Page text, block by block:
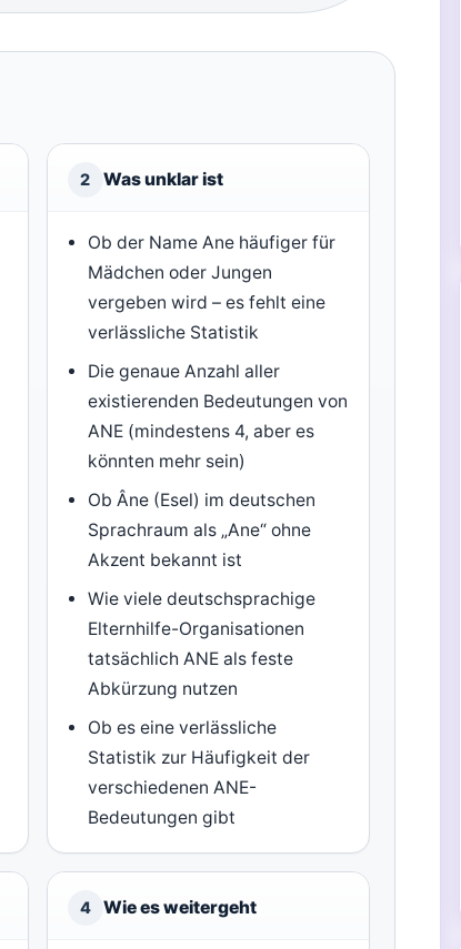
2 Was unklar ist
Ob der Name Ane häufiger für
Mädchen oder Jungen
vergeben wird – es fehlt eine
verlässliche Statistik
Die genaue Anzahl aller
existierenden Bedeutungen von
ANE (mindestens 4, aber es
könnten mehr sein)
Ob Âne (Esel) im deutschen
Sprachraum als „Ane“ ohne
Akzent bekannt ist
Wie viele deutschsprachige
Elternhilfe-Organisationen
tatsächlich ANE als feste
Abkürzung nutzen
Ob es eine verlässliche
Statistik zur Häufigkeit der
verschiedenen ANE-
Bedeutungen gibt
4 Wie es weitergeht